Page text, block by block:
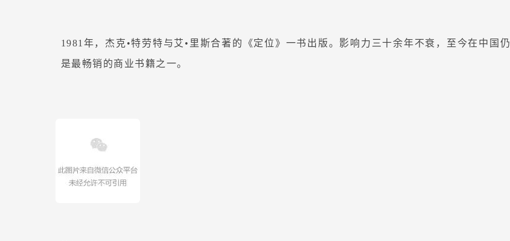
1981年，杰克•特劳特与艾•里斯合著的《定位》一书出版。影响力三十余年不衰，至今在中国仍
是最畅销的商业书籍之一。